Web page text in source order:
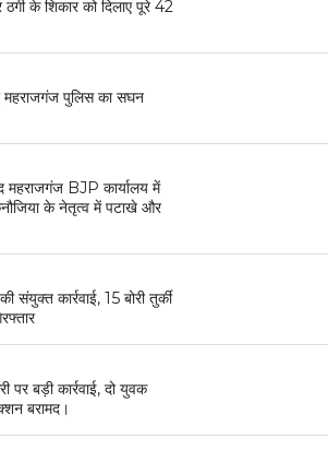
के शिकार को दिलाए पूरे 42
महराजगंज पुलिस का सघन
महराजगंज BJP कार्यालय में
के नेतृत्व में पटाखे और
संयुक्त कार्रवाई, 15 बोरी तुर्की
बड़ी कार्रवाई, दो युवक
बरामद।